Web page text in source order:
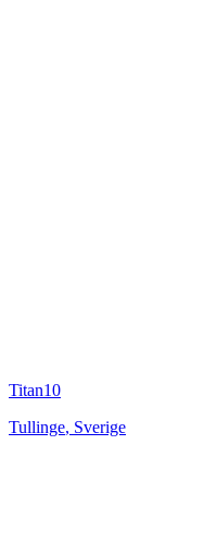
Titan10
Tullinge, Sverige